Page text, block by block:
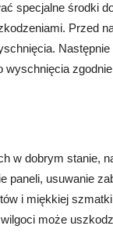
specjalne środki
Przed
w dobrym stanie,
paneli, usuwanie
i miękkiej
może